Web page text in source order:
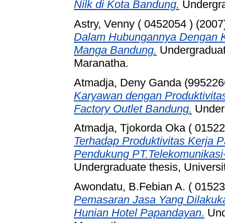
Nilk di Kota Bandung.
Astry, Venny ( 0452054 )
Dalam Hubungannya Dengan
Manga Bandung.
Maranatha.
Atmadja, Deny Ganda
Karyawan dengan
Factory Outlet Bandung.
Atmadja, Tjokorda Oka (
Terhadap Produktivitas Kerja
Pendukung
Undergraduate thesis,
Awondatu, B.Febian A. (
Pemasaran Jasa Yang
Hunian Hotel Papandayan.